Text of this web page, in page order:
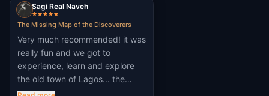
Sagi Real Naveh
The Missing Map of the Discoverers
Very much recommended! it was
really fun and we got to
experience, learn and explore
the old town of Lagos... the
story took us back in history and